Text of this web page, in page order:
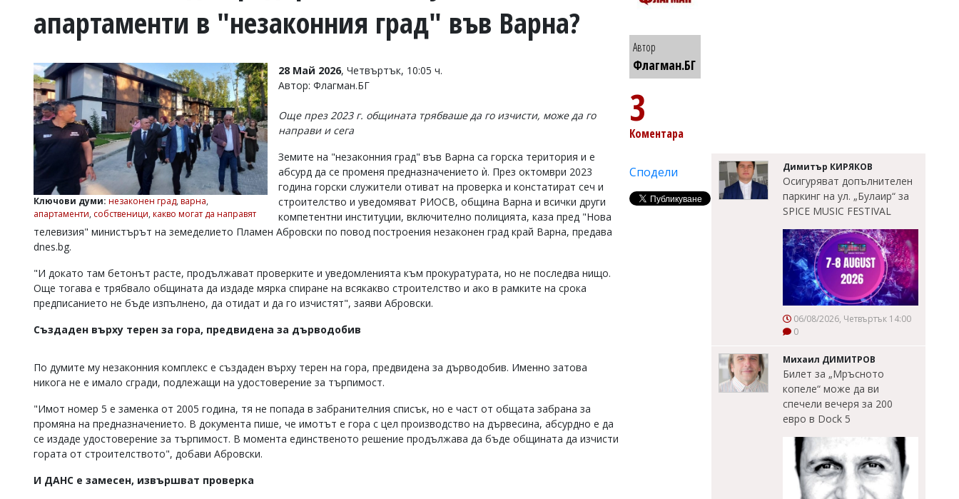
УКРАЙНА
РАЗСЛЕДВАНЕ
БИЗНЕС
Управители:
Веселин
v.vasilev@flagman.bg
Касабова,
k.kassabova@flagman.bg
Главен
редактор:
office@flagman.bg
Коментарите
въвеждат
читателите
апартаменти в "незаконния град" във Варна?
Ключови думи: незаконен град, варна,
апартаменти, собственици, какво могат да направят
28 Май 2026, Четвъртък, 10:05 ч.
Автор: Флагман.БГ
Още през 2023 г. общината трябваше да го изчисти, може да го
направи и сега
Земите на "незаконния град" във Варна са горска територия и е
абсурд да се променя предназначението ѝ. През октомври 2023
година горски служители отиват на проверка и констатират сеч и
строителство и уведомяват РИОСВ, община Варна и всички други
компетентни институции, включително полицията, каза пред "Нова
телевизия" министърът на земеделието Пламен Абровски по повод построения незаконен град край Варна, предава
dnes.bg.
"И докато там бетонът расте, продължават проверките и уведомленията към прокуратурата, но не последва нищо.
Още тогава е трябвало общината да издаде мярка спиране на всякакво строителство и ако в рамките на срока
предписанието не бъде изпълнено, да отидат и да го изчистят", заяви Абровски.
Създаден върху терен за гора, предвидена за дърводобив
По думите му незаконния комплекс е създаден върху терен на гора, предвидена за дърводобив. Именно затова
никога не е имало сгради, подлежащи на удостоверение за търпимост.
"Имот номер 5 е заменка от 2005 година, тя не попада в забранителния списък, но е част от общата забрана за
промяна на предназначението. В документа пише, че имотът е гора с цел производство на дървесина, абсурдно е да
се издаде удостоверение за търпимост. В момента единственото решение продължава да бъде общината да изчисти
гората от строителството", добави Абровски.
И ДАНС е замесен, извършват проверка
Автор
Флагман.БГ
3
Коментара
Сподели Димитър КИРЯКОВ
Осигуряват допълнителен
паркинг на ул. „Булаир“ за
SPICE MUSIC FESTIVAL
06/08/2026, Четвъртък 14:00
0
Михаил ДИМИТРОВ
Билет за „Мръсното
копеле“ може да ви
спечели вечеря за 200
евро в Dock 5